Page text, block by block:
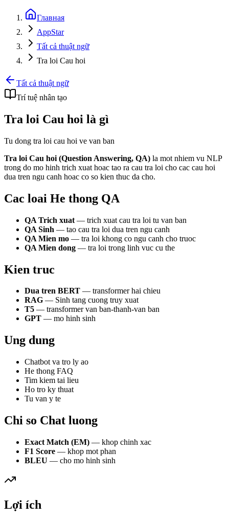
Главная
AppStar
Tất cả thuật ngữ
Tra loi Cau hoi
Tất cả thuật ngữ
Trí tuệ nhân tạo
Tra loi Cau hoi là gì
Tu dong tra loi cau hoi ve van ban
Tra loi Cau hoi (Question Answering, QA) la mot nhiem vu NLP
trong do mo hinh trich xuat hoac tao ra cau tra loi cho cac cau hoi
dua tren ngu canh hoac co so kien thuc da cho.
Cac loai He thong QA
QA Trich xuat — trich xuat cau tra loi tu van ban
QA Sinh — tao cau tra loi dua tren ngu canh
QA Mien mo — tra loi khong co ngu canh cho truoc
QA Mien dong — tra loi trong linh vuc cu the
Kien truc
Dua tren BERT — transformer hai chieu
RAG — Sinh tang cuong truy xuat
T5 — transformer van ban-thanh-van ban
GPT — mo hinh sinh
Ung dung
Chatbot va tro ly ao
He thong FAQ
Tim kiem tai lieu
Ho tro ky thuat
Tu van y te
Chi so Chat luong
Exact Match (EM) — khop chinh xac
F1 Score — khop mot phan
BLEU — cho mo hinh sinh
Lợi ích